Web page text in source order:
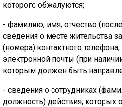
которого обжалуются;
- фамилию, имя, отчество
сведения о месте жительства
(номера) контактного
электронной почты (при
которым должен быть
- сведения о сотрудниках
должность) действия, которых